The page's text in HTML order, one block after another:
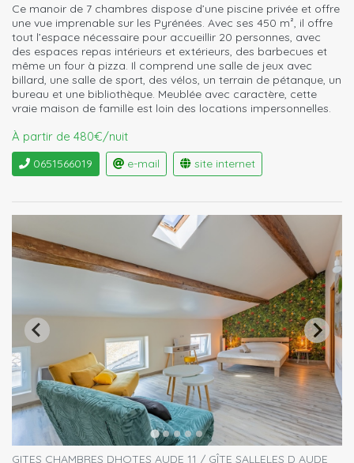
Ce manoir de 7 chambres dispose d’une piscine privée et offre
une vue imprenable sur les Pyrénées. Avec ses 450 m², il offre
tout l’espace nécessaire pour accueillir 20 personnes, avec
des espaces repas intérieurs et extérieurs, des barbecues et
même un four à pizza. Il comprend une salle de jeux avec
billard, une salle de sport, des vélos, un terrain de pétanque, un
bureau et une bibliothèque. Meublée avec caractère, cette
vraie maison de famille est loin des locations impersonnelles.
À partir de 480€/nuit
0651566019 e-mail site internet
GITES CHAMBRES DHOTES AUDE 11 / GÎTE SALLELES D AUDE